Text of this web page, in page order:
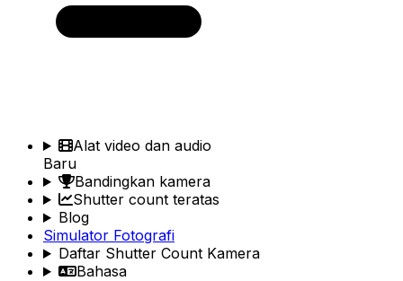
Alat video dan audio
Baru
Bandingkan kamera
Shutter count teratas
Blog
Simulator Fotografi
Daftar Shutter Count Kamera
Bahasa